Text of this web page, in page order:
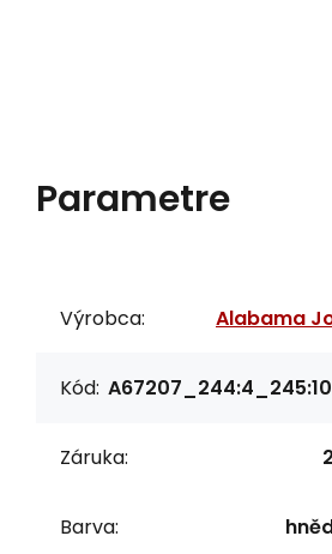
Parametre
Výrobca: Alabama
Kód:
Záruka:
Barva: